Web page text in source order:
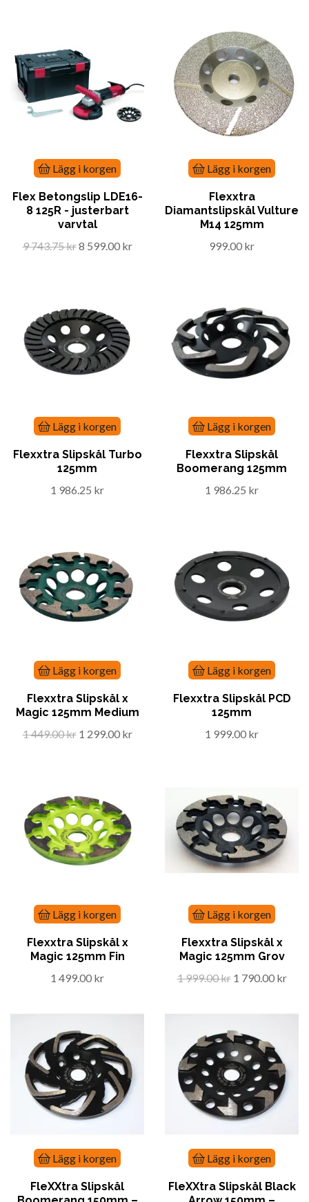
Lägg i korgen
Flex Betongslip LDE16-
8 125R - justerbart
varvtal
9 743.75 kr8 599.00 kr
Lägg i korgen
Flexxtra
Diamantslipskål Vulture
M14 125mm
999.00 kr
Lägg i korgen
Flexxtra Slipskål Turbo
125mm
1 986.25 kr
Lägg i korgen
Flexxtra Slipskål
Boomerang 125mm
1 986.25 kr
Lägg i korgen
Flexxtra Slipskål x
Magic 125mm Medium
1 449.00 kr 1 299.00 kr
Lägg i korgen
Flexxtra Slipskål PCD
125mm
1 999.00 kr
Lägg i korgen
Flexxtra Slipskål x
Magic 125mm Fin
1 499.00 kr
Lägg i korgen
Flexxtra Slipskål x
Magic 125mm Grov
1 999.00 kr 1 790.00 kr
Lägg i korgen
FleXXtra Slipskål
Lägg i korgen
FleXXtra Slipskål Black